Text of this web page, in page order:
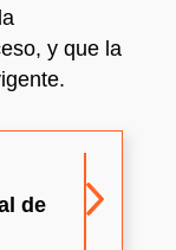
y que la
de